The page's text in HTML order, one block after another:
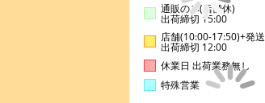
通販のみ(店舗休)
出荷締切 15:00
店舗(10:00-17:50)+発送
出荷締切 12:00
休業日 出荷業務無し
特殊営業